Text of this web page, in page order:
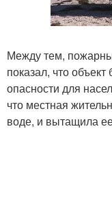
Между тем,
показал, что
опасности для
что местная
воде, и вытащила